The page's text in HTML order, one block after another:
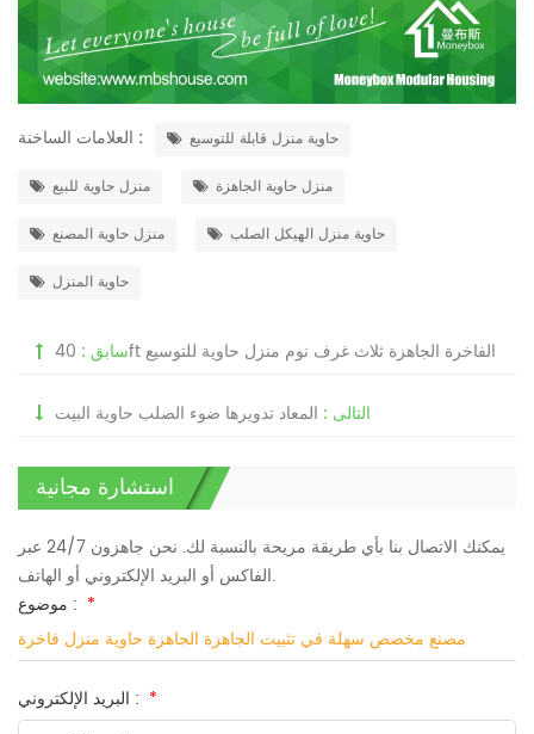
العلامات الساخنة : حاوية منزل قابلة للتوسيع
منزل حاوية للبيع منزل حاوية الجاهزة
منزل حاوية المصنع حاوية منزل الهيكل الصلب
حاوية المنزل
سابق : 40ft الفاخرة الجاهزة ثلاث غرف نوم منزل حاوية للتوسيع
التالى : المعاد تدويرها ضوء الصلب حاوية البيت
استشارة مجانية
يمكنك الاتصال بنا بأي طريقة مريحة بالنسبة لك. نحن جاهزون 24/7 عبر
الفاكس أو البريد الإلكتروني أو الهاتف.
موضوع : *
مصنع مخصص سهلة في تثبيت الجاهزة الجاهزة حاوية منزل فاخرة
البريد الإلكتروني : *